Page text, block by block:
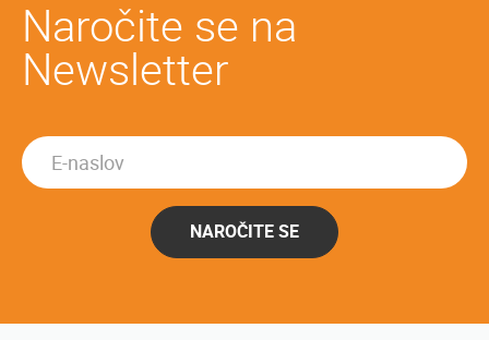
Naročite se na
Newsletter
NAROČITE SE